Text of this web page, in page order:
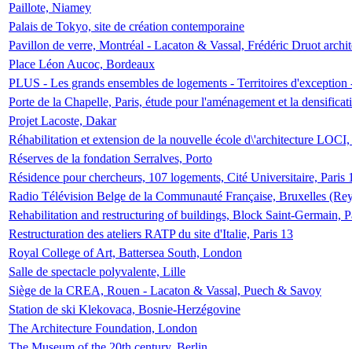
Paillote, Niamey
Palais de Tokyo, site de création contemporaine
Pavillon de verre, Montréal - Lacaton & Vassal, Frédéric Druot
Place Léon Aucoc, Bordeaux
PLUS - Les grands ensembles de logements - Territoires
Porte de la Chapelle, Paris, étude pour l'aménagement et la
Projet Lacoste, Dakar
Réhabilitation et extension de la nouvelle école d\'architecture
Réserves de la fondation Serralves, Porto
Résidence pour chercheurs, 107 logements, Cité Universitaire, Paris
Radio Télévision Belge de la Communauté Française, Bruxelles
Rehabilitation and restructuring of buildings, Block Saint-Germain,
Restructuration des ateliers RATP du site d'Italie, Paris 13
Royal College of Art, Battersea South, London
Salle de spectacle polyvalente, Lille
Siège de la CREA, Rouen - Lacaton & Vassal, Puech & Savoy
Station de ski Klekovaca, Bosnie-Herzégovine
The Architecture Foundation, London